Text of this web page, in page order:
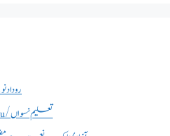
روداد
essay on taleem e niswan in urdu/تعلیم نسواں